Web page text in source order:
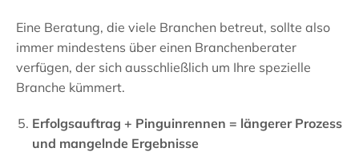
Eine Beratung, die viele Branchen betreut, sollte also
immer mindestens über einen Branchenberater
verfügen, der sich ausschließlich um Ihre spezielle
Branche kümmert.
Erfolgsauftrag + Pinguinrennen = längerer Prozess
und mangelnde Ergebnisse